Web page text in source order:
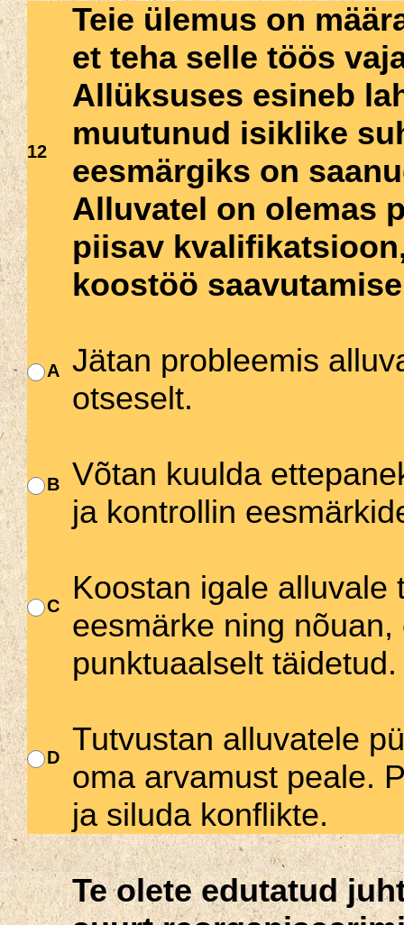
12
Teie ülemus on
et teha selle töös
Allüksuses esineb
muutunud isiklike
eesmärgiks on
Alluvatel on olemas
piisav
koostöö
A
Jätan probleemis
otseselt.
B
Võtan kuulda
ja kontrollin
C
Koostan igale alluvale
eesmärke ning
punktuaalselt täidetud.
D
Tutvustan alluvatele
oma arvamust peale.
ja siluda konflikte.
Te olete edutatud